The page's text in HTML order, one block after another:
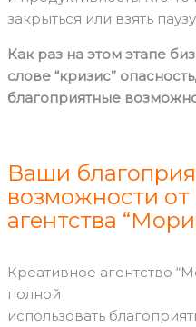
закрыться или взять
Как раз на этом этапе
слове “кризис”
благоприятные
Ваши
возможности
агентства
Креативное агентство
полной
использовать